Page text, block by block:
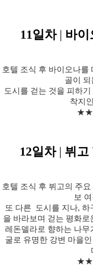
11일차 | 바이
호텔 조식 후 바이오나를
골이
도시를 걷는 것을 피하
착지
12일차 | 뷔고
호텔 조식 후 뷔고의 주
보
또 다른 도시를 지나, 하
을 바라보며 걷는 평화
레돈델라로 향하는 나
굴로 유명한 강변 마을